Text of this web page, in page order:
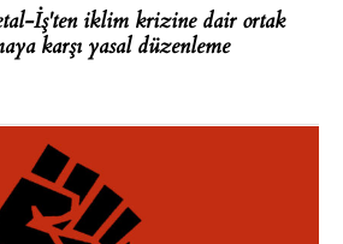
İş'ten iklim krizine dair ortak
karşı yasal düzenleme